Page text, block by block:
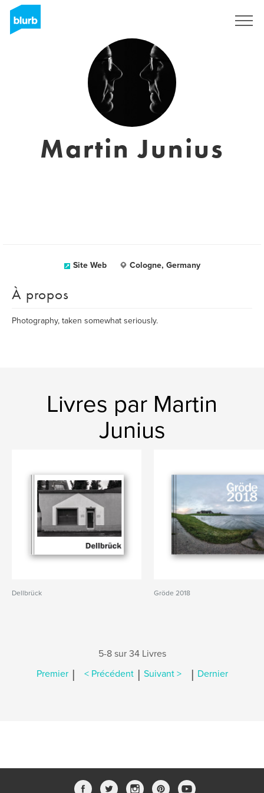
Martin Junius
Site Web Cologne, Germany
À propos
Photography, taken somewhat seriously.
Livres par Martin
Junius
Dellbrück Gröde 2018
5-8 sur 34 Livres
Premier | < Précédent | Suivant > | Dernier